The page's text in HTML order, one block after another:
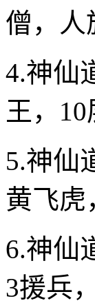
僧，人
4.神仙
王，10
5.神仙
黄飞虎
6.神仙
3援兵